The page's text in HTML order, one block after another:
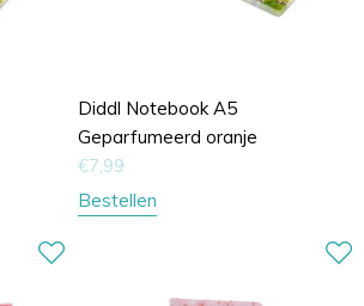
Diddl Notebook A5
Geparfumeerd oranje
€7,99
Bestellen